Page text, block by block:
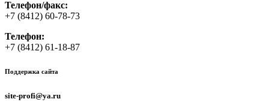
Телефон/факс:
+7 (8412) 60-78-73
Телефон:
+7 (8412) 61-18-87
Поддержка сайта
site-profi@ya.ru